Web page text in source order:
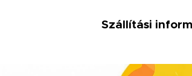
Szállítási